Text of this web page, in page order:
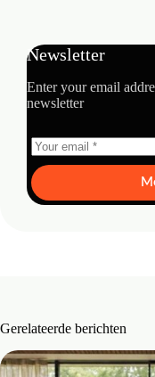
Newsletter
Enter your email
newsletter
Gerelateerde berichten